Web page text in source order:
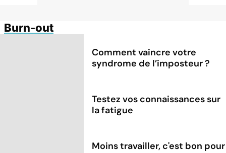
Burn-out
Comment vaincre votre
syndrome de l’imposteur ?
Testez vos connaissances sur
la fatigue
Moins travailler, c'est bon pour